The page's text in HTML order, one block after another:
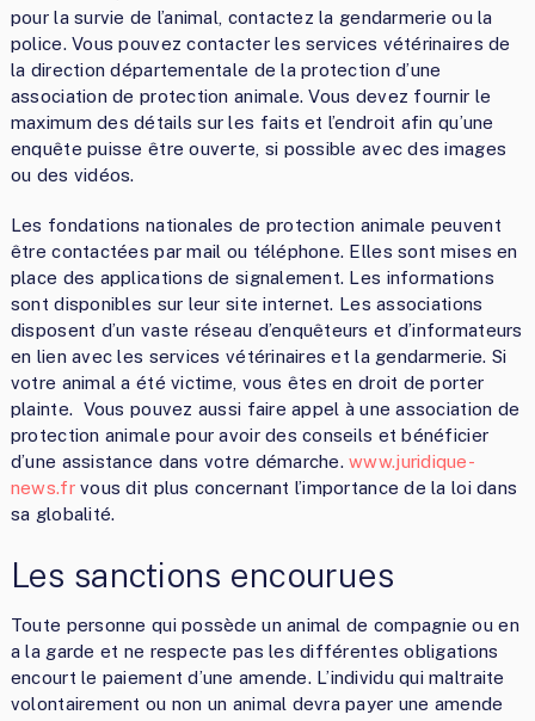
pour la survie de l’animal, contactez la gendarmerie ou la
police. Vous pouvez contacter les services vétérinaires de
la direction départementale de la protection d’une
association de protection animale. Vous devez fournir le
maximum des détails sur les faits et l’endroit afin qu’une
enquête puisse être ouverte, si possible avec des images
ou des vidéos.
Les fondations nationales de protection animale peuvent
être contactées par mail ou téléphone. Elles sont mises en
place des applications de signalement. Les informations
sont disponibles sur leur site internet. Les associations
disposent d’un vaste réseau d’enquêteurs et d’informateurs
en lien avec les services vétérinaires et la gendarmerie. Si
votre animal a été victime, vous êtes en droit de porter
plainte. Vous pouvez aussi faire appel à une association de
protection animale pour avoir des conseils et bénéficier
d’une assistance dans votre démarche.www.juridique-
news.frvous dit plus concernant l’importance de la loi dans
sa globalité.
Les sanctions encourues
Toute personne qui possède un animal de compagnie ou en
a la garde et ne respecte pas les différentes obligations
encourt le paiement d’une amende. L’individu qui maltraite
volontairement ou non un animal devra payer une amende